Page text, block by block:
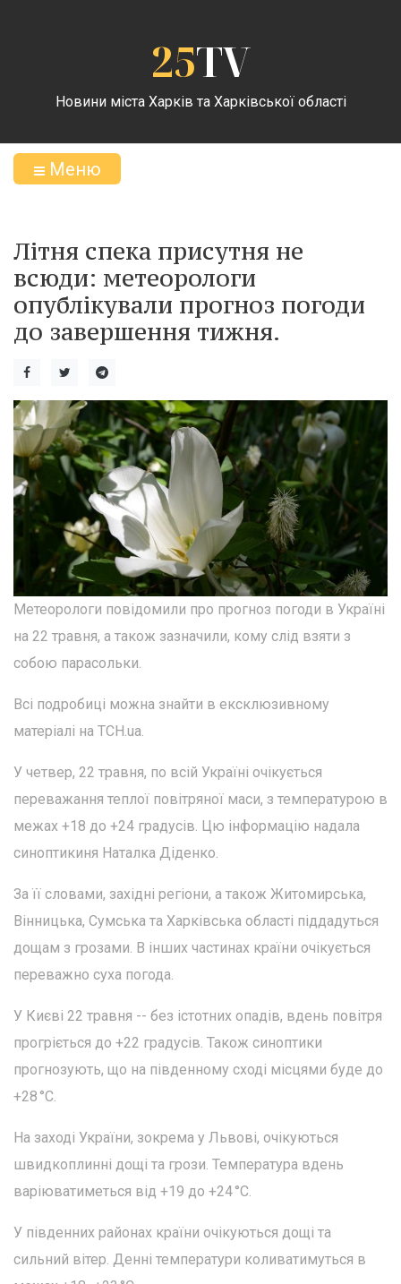
25TV
Новини міста Харків та Харківської області
Меню
Літня спека присутня не
всюди: метеорологи
опублікували прогноз погоди
до завершення тижня.
Метеорологи повідомили про прогноз погоди в Україні
на 22 травня, а також зазначили, кому слід взяти з
собою парасольки.
Всі подробиці можна знайти в ексклюзивному
матеріалі на TСН.ua.
У четвер, 22 травня, по всій Україні очікується
переважання теплої повітряної маси, з температурою в
межах +18 до +24 градусів. Цю інформацію надала
синоптикиня Наталка Діденко.
За її словами, західні регіони, а також Житомирська,
Вінницька, Сумська та Харківська області піддадуться
дощам з грозами. В інших частинах країни очікується
переважно суха погода.
У Києві 22 травня -- без істотних опадів, вдень повітря
прогріється до +22 градусів. Також синоптики
прогнозують, що на південному сході місцями буде до
+28 °C.
На заході України, зокрема у Львові, очікуються
швидкоплинні дощі та грози. Температура вдень
варіюватиметься від +19 до +24 °C.
У південних районах країни очікуються дощі та
сильний вітер. Денні температури коливатимуться в